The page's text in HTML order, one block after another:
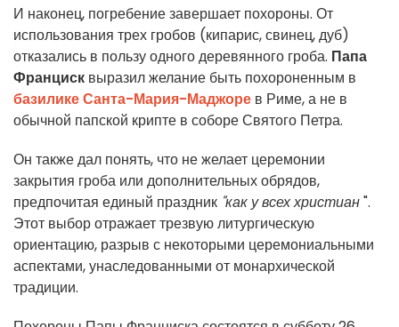
И наконец, погребение завершает похороны. От
использования трех гробов (кипарис, свинец, дуб)
отказались в пользу одного деревянного гроба. Папа
Франциск выразил желание быть похороненным в
базилике Санта-Мария-Маджоре в Риме, а не в
обычной папской крипте в соборе Святого Петра.
Он также дал понять, что не желает церемонии
закрытия гроба или дополнительных обрядов,
предпочитая единый праздник "как у всех христиан".
Этот выбор отражает трезвую литургическую
ориентацию, разрыв с некоторыми церемониальными
аспектами, унаследованными от монархической
традиции.